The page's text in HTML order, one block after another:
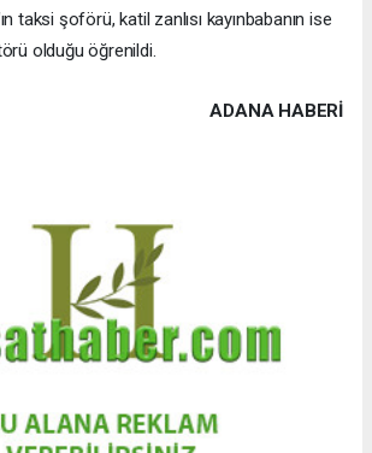
taksi şoförü, katil zanlısı kayınbabanın ise
olduğu öğrenildi.
ADANA HABERİ